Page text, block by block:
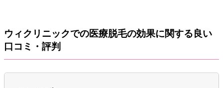
ウィクリニックでの医療脱毛の効果に関する良い
口コミ・評判